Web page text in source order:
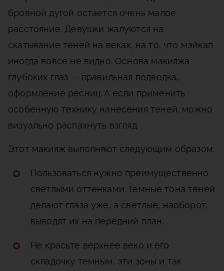
бровной дугой остается очень малое
расстояние. Девушки жалуются на
скатывание теней на веках, на то, что мэйкап
иногда вовсе не видно. Основа макияжа
глубоких глаз — правильная подводка,
оформление ресниц. А если применить
особенную технику нанесения теней, можно
визуально распахнуть взгляд.
Этот макияж выполняют следующим образом:
Пользоваться нужно преимущественно
светлыми оттенками. Темные тона теней
делают глаза уже, а светлые, наоборот,
выводят их на передний план.
Не красьте верхнее веко и его
складочку темным, эти зоны и так